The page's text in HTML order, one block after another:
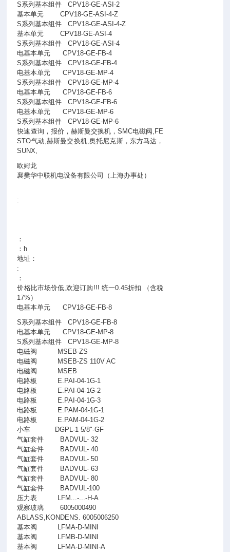
S系列基本组件
CPV18-GE-ASI-2
基本单元
CPV18-GE-ASI-4-Z
S系列基本组件
CPV18-GE-ASI-4-Z
基本单元
CPV18-GE-ASI-4
S系列基本组件
CPV18-GE-ASI-4
电基本单元
CPV18-GE-FB-4
S系列基本组件
CPV18-GE-FB-4
电基本单元
CPV18-GE-MP-4
S系列基本组件
CPV18-GE-MP-4
电基本单元
CPV18-GE-FB-6
S系列基本组件
CPV18-GE-FB-6
电基本单元
CPV18-GE-MP-6
S系列基本组件
CPV18-GE-MP-6
快速查询，报价，赫斯曼交换机，SMC电磁阀,FE
STO气动,赫斯曼交换机,奥托尼克斯，东方马达，
SUNX,
欧姆龙
襄樊华中联机电设备有限公司（上海办事处）
:
：
：h
地址：
:
：
价格比市场价低,欢迎订购!!! 统一0.45折扣 （含税
17%）
电基本单元
CPV18-GE-FB-8
S系列基本组件
CPV18-GE-FB-8
电基本单元
CPV18-GE-MP-8
S系列基本组件
CPV18-GE-MP-8
电磁阀
MSEB-ZS
电磁阀
MSEB-ZS 110V AC
电磁阀
MSEB
电路板
E.PAI-04-1G-1
电路板
E.PAI-04-1G-2
电路板
E.PAI-04-1G-3
电路板
E.PAM-04-1G-1
电路板
E.PAM-04-1G-2
小车
DGPL-1 5/8"-GF
气缸套件
BADVUL- 32
气缸套件
BADVUL- 40
气缸套件
BADVUL- 50
气缸套件
BADVUL- 63
气缸套件
BADVUL- 80
气缸套件
BADVUL-100
压力表
LFM...-...-H-A
观察玻璃
6005000490
ABLASS,KONDENS. 6005006250
基本阀
LFMA-D-MINI
基本阀
LFMB-D-MINI
基本阀
LFMA-D-MINI-A